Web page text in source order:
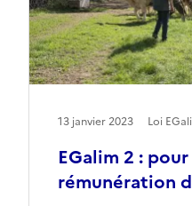
EGalim 2 :
rémunération
13 janvier 2023 Loi